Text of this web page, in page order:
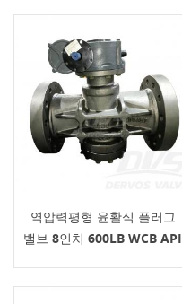
역압력평형 윤활식 플러그
밸브 8인치 600LB WCB API